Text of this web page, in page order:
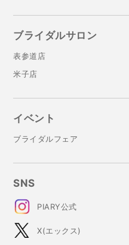
ブライダルサロン
表参道店
米子店
イベント
ブライダルフェア
SNS
PIARY公式
X(エックス)